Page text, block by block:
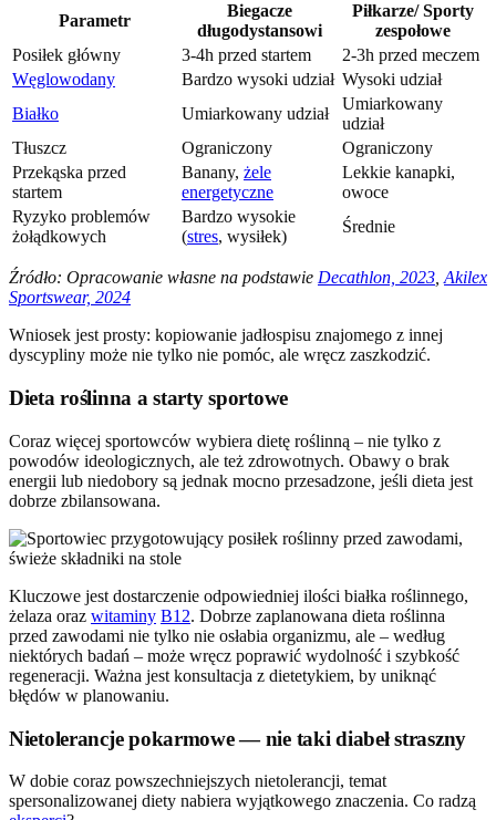
Parametr
Biegacze
długodystansowi
Piłkarze/ Sporty
zespołowe
Posiłek główny
3-4h przed startem
2-3h przed meczem
Węglowodany
Bardzo wysoki udział Wysoki udział
Białko
Umiarkowany udział
Umiarkowany
udział
Tłuszcz
Ograniczony
Ograniczony
Przekąska przed
startem
Banany, żele
energetyczne
Lekkie kanapki,
owoce
Ryzyko problemów
żołądkowych
Bardzo wysokie
(stres, wysiłek)
Średnie
Źródło: Opracowanie własne na podstawie Decathlon, 2023,Akilex
Sportswear, 2024
Wniosek jest prosty: kopiowanie jadłospisu znajomego z innej
dyscypliny może nie tylko nie pomóc, ale wręcz zaszkodzić.
Dieta roślinna a starty sportowe
Coraz więcej sportowców wybiera dietę roślinną – nie tylko z
powodów ideologicznych, ale też zdrowotnych. Obawy o brak
energii lub niedobory są jednak mocno przesadzone, jeśli dieta jest
dobrze zbilansowana.
Kluczowe jest dostarczenie odpowiedniej ilości białka roślinnego,
żelaza oraz witaminy B12. Dobrze zaplanowana dieta roślinna
przed zawodami nie tylko nie osłabia organizmu, ale – według
niektórych badań – może wręcz poprawić wydolność i szybkość
regeneracji. Ważna jest konsultacja z dietetykiem, by uniknąć
błędów w planowaniu.
Nietolerancje pokarmowe — nie taki diabeł straszny
W dobie coraz powszechniejszych nietolerancji, temat
spersonalizowanej diety nabiera wyjątkowego znaczenia. Co radzą